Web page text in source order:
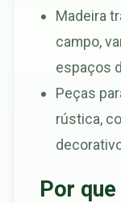
Madeira
campo,
espaços
Peças
rústica,
Por